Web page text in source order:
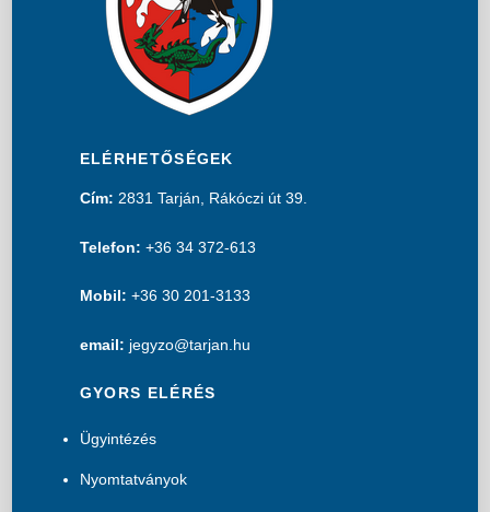
ELÉRHETŐSÉGEK
Cím: 2831 Tarján, Rákóczi út 39.
Telefon: +36 34 372-613
Mobil: +36 30 201-3133
email: jegyzo@tarjan.hu
GYORS ELÉRÉS
Ügyintézés
Nyomtatványok